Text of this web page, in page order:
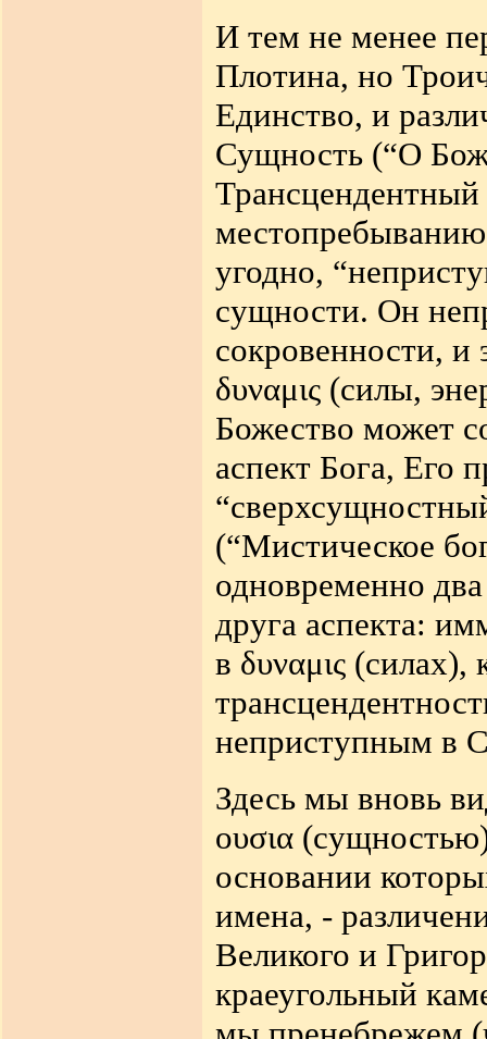
И тем не менее
Плотина, но
Единство, и
Сущность (“О
Трансцендентный
угодно,
сущности. Он
сокровенности,
δυναμις (силы,
Божество может
аспект Бога, Его
(“Мистическое
одновременно
друга аспекта:
в δυναμις (силах),
неприступным в
Здесь мы вновь
ουσια
основании
имена, -
Великого и
краеугольный